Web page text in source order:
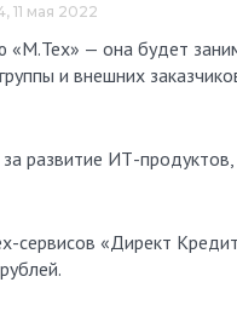
11 мая 2022
и внешних
развитие ИТ-продуктов,
сервисов «Директ